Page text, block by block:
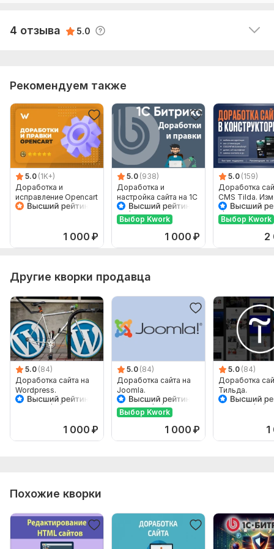
Тип БД: MySQL
Объем услуги в кворке: Не более 1-го часа работ на
одном сайте
4 отзыва 5.0
очень даже недорого.
Рекомендуем также
5.0 (1K+)
Доработка и
исправление Opencart
1 000 ₽
5.0 (938)
Доработка и
настройка сайта на 1С
Битрикс, любые
правки, недорого
Выбор Kwork
1 000 ₽
5.0 (159)
Доработка
CMS Tilda.
правка сайта
Выбор Kwork
2
Другие кворки продавца
5.0 (84)
Доработка сайта на
Wordpress.
Администрирование
1 000 ₽
5.0 (84)
Доработка сайта на
Joomla.
Администрирование
Выбор Kwork
1 000 ₽
5.0 (84)
Доработка
Тильда.
Похожие кворки